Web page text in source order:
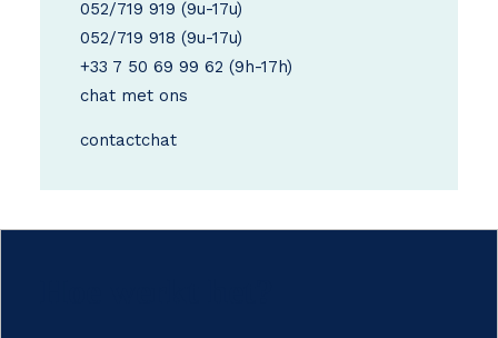
052/719 919 (9u-17u)
052/719 918 (9u-17u)
+33 7 50 69 99 62 (9h-17h)
chat met ons
contactchat